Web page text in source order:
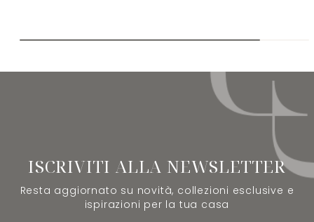
ISCRIVITI ALLA NEWSLETTER
Resta aggiornato su novità, collezioni esclusive e
ispirazioni per la tua casa